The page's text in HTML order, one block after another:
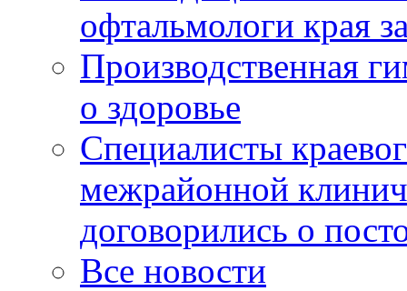
офтальмологи края
Производственная
о здоровье
Специалисты
межрайонной
договорились о
Все новости